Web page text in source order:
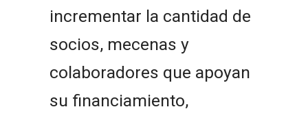
incrementar la cantidad de
socios, mecenas y
colaboradores que apoyan
su financiamiento,